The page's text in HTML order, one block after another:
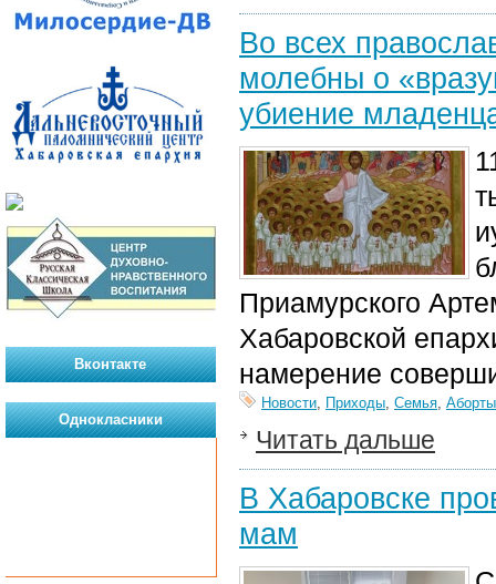
Во всех
молебны о
убиение
Приамурского
Хабаровской
намерение
Новости, Приходы, Семья,
Читать дальше
В Хабаровске
мам
Вконтакте
Однокласники